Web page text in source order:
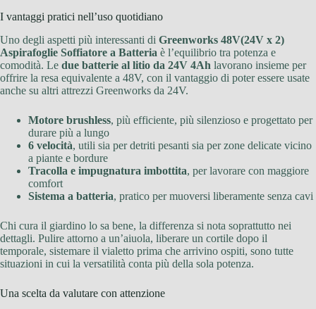
I vantaggi pratici nell’uso quotidiano
Uno degli aspetti più interessanti di Greenworks 48V(24V x 2)
Aspirafoglie Soffiatore a Batteria è l’equilibrio tra potenza e
comodità. Le due batterie al litio da 24V 4Ah lavorano insieme per
offrire la resa equivalente a 48V, con il vantaggio di poter essere usate
anche su altri attrezzi Greenworks da 24V.
Motore brushless, più efficiente, più silenzioso e progettato per
durare più a lungo
6 velocità, utili sia per detriti pesanti sia per zone delicate vicino
a piante e bordure
Tracolla e impugnatura imbottita, per lavorare con maggiore
comfort
Sistema a batteria, pratico per muoversi liberamente senza cavi
Chi cura il giardino lo sa bene, la differenza si nota soprattutto nei
dettagli. Pulire attorno a un’aiuola, liberare un cortile dopo il
temporale, sistemare il vialetto prima che arrivino ospiti, sono tutte
situazioni in cui la versatilità conta più della sola potenza.
Una scelta da valutare con attenzione